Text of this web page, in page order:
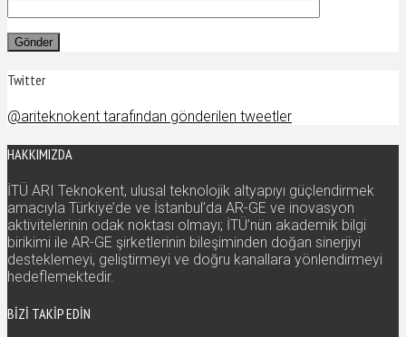
Twitter
@ariteknokent tarafından gönderilen tweetler
HAKKIMIZDA
İTÜ ARI Teknokent, ulusal teknolojik altyapıyı güçlendirmek
amacıyla Türkiye’de ve İstanbul’da AR-GE ve inovasyon
aktivitelerinin odak noktası olmayı; İTÜ’nün akademik bilgi
birikimi ile AR-GE şirketlerinin bileşiminden doğan sinerjiyi
desteklemeyi, geliştirmeyi ve doğru kanallara yönlendirmeyi
hedeflemektedir.
BIZI TAKIP EDIN